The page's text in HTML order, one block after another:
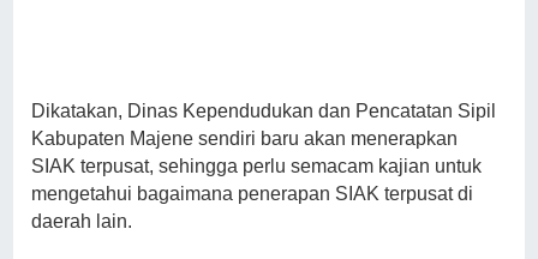
Dikatakan, Dinas Kependudukan dan Pencatatan Sipil
Kabupaten Majene sendiri baru akan menerapkan
SIAK terpusat, sehingga perlu semacam kajian untuk
mengetahui bagaimana penerapan SIAK terpusat di
daerah lain.